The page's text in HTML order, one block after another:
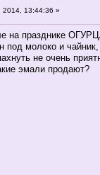
2014, 13:44:36 »
на празднике
под молоко и
не очень
эмали продают?